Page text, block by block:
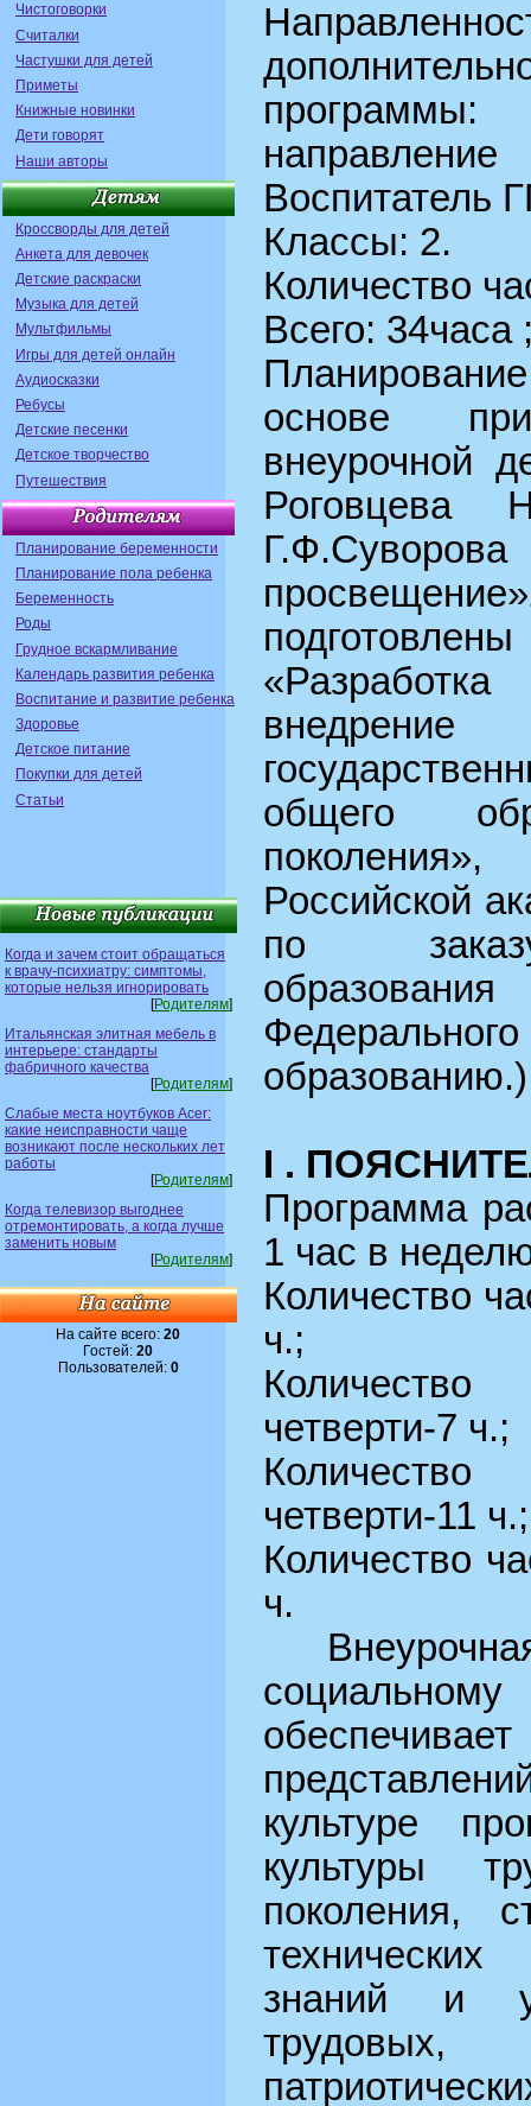
Чистоговорки
Считалки
Частушки для детей
Приметы
Книжные новинки
Дети говорят
Наши авторы
Кроссворды для детей
Анкета для девочек
Детские раскраски
Музыка для детей
Мультфильмы
Игры для детей онлайн
Аудиосказки
Ребусы
Детские песенки
Детское творчество
Путешествия
Планирование беременности
Планирование пола ребенка
Беременность
Роды
Грудное вскармливание
Календарь развития ребенка
Воспитание и развитие ребенка
Здоровье
Детское питание
Покупки для детей
Статьи
Когда и зачем стоит обращаться
к врачу-психиатру: симптомы,
которые нельзя игнорировать
[Родителям]
Итальянская элитная мебель в
интерьере: стандарты
фабричного качества
[Родителям]
Слабые места ноутбуков Acer:
какие неисправности чаще
возникают после нескольких лет
работы
[Родителям]
Когда телевизор выгоднее
отремонтировать, а когда лучше
заменить новым
[Родителям]
На сайте всего:20
Гостей:20
Пользователей: 0
направление
Воспитатель
Классы: 2.
Количество
Всего:
основе
внеурочной
Роговцева
общего
Российской
по
образованию.)
I .
Программа
1 час в
Количество
ч.;
четверти-7 ч.;
четверти-11 ч.;
Количество
ч.
культуре
культуры
поколения,
знаний и